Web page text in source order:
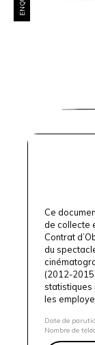
Ce
de collecte
Contrat
du
(2012-
statistiques
les
Date de
Nombre de